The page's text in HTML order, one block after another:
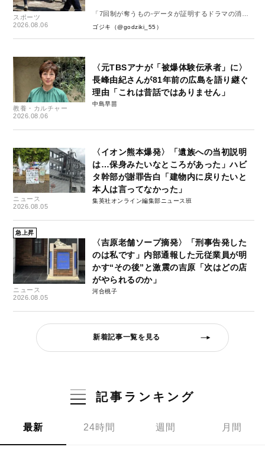
スポーツ
2026.08.06
「7回制が奪うもの-データが証明するドラマの消
失-」
ゴジキ（@godziki_55）
教養・カルチャー
2026.08.06
〈元TBSアナが「被爆体験伝承者」に〉
長峰由紀さんが81年前の広島を語り継ぐ
理由「これは昔話ではありません」
中島早苗
ニュース
2026.08.05
〈イオン熊本爆発〉「遺族への当初説明
は…保身みたいなところがあった」ハビ
タ幹部が謝罪告白「建物内に戻りたいと
本人は言ってなかった」
集英社オンライン編集部ニュース班
急上昇
ニュース
2026.08.05
〈吉原老舗ソープ摘発〉「刑事告発した
のは私です」内部通報した元従業員が明
かす“その後”と激震の吉原「次はどの店
がやられるのか」
河合桃子
新着記事一覧を見る
記事ランキング
最新 24時間 週間 月間